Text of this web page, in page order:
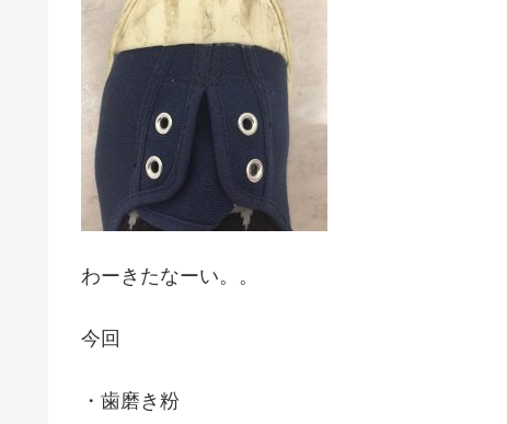
わーきたなーい。。
今回
・歯磨き粉